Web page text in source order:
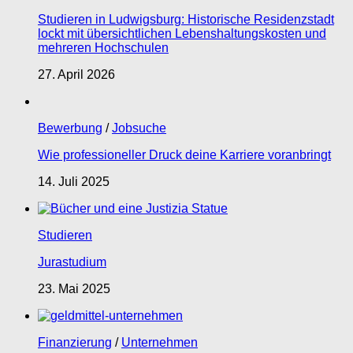
Studieren in Ludwigsburg: Historische Residenzstadt
lockt mit übersichtlichen Lebenshaltungskosten und
mehreren Hochschulen
27. April 2026
Bewerbung /Jobsuche
Wie professioneller Druck deine Karriere voranbringt
14. Juli 2025
Studieren
Jurastudium
23. Mai 2025
Finanzierung / Unternehmen